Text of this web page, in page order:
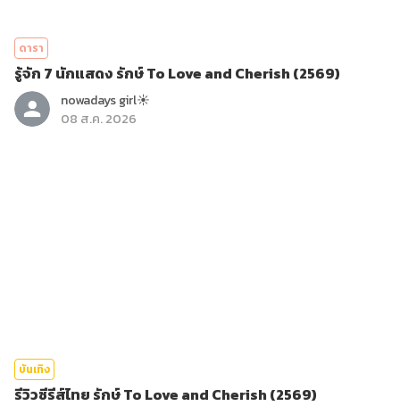
ดารา
รู้จัก 7 นักแสดง รักษ์ To Love and Cherish (2569)
nowadays girl☀︎︎
08 ส.ค. 2026
บันเทิง
รีวิวซีรีส์ไทย รักษ์ To Love and Cherish (2569)